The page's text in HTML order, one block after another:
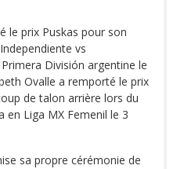
le prix Puskas pour son
vs
División argentine le
Ovalle a remporté le prix
de talon arrière lors du
en Liga MX Femenil le 3
sa propre cérémonie de